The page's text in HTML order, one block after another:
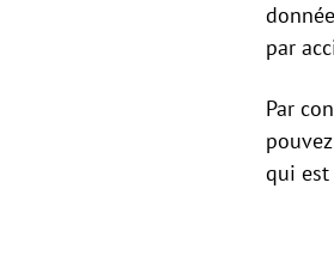
par
Par
qui est